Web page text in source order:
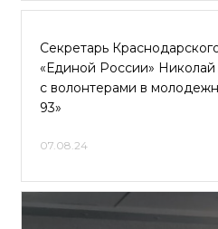
Секретарь
«Единой России» Николай
с волонтерами в
93»
07.08.24